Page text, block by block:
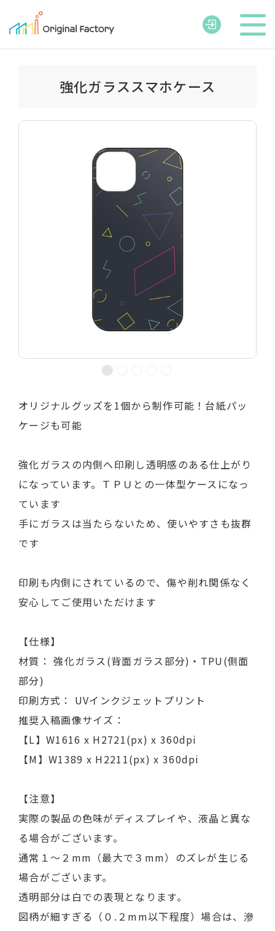
強化ガラススマホケース
オリジナルグッズを1個から制作可能！台紙パッ
ケージも可能
強化ガラスの内側へ印刷し透明感のある仕上がり
になっています。ＴＰＵとの一体型ケースになっ
ています
手にガラスは当たらないため、使いやすさも抜群
です
印刷も内側にされているので、傷や削れ関係なく
安心してご使用いただけます
【仕様】
材質： 強化ガラス(背面ガラス部分)・TPU(側面
部分)
印刷方式： UVインクジェットプリント
推奨入稿画像サイズ：
【L】W1616 x H2721(px) x 360dpi
【M】W1389 x H2211(px) x 360dpi
【注意】
実際の製品の色味がディスプレイや、液晶と異な
る場合がございます。
通常１～２mm（最大で３mm）のズレが生じる
場合がございます。
透明部分は白での表現となります。
図柄が細すぎる（０.２mm以下程度）場合は、滲